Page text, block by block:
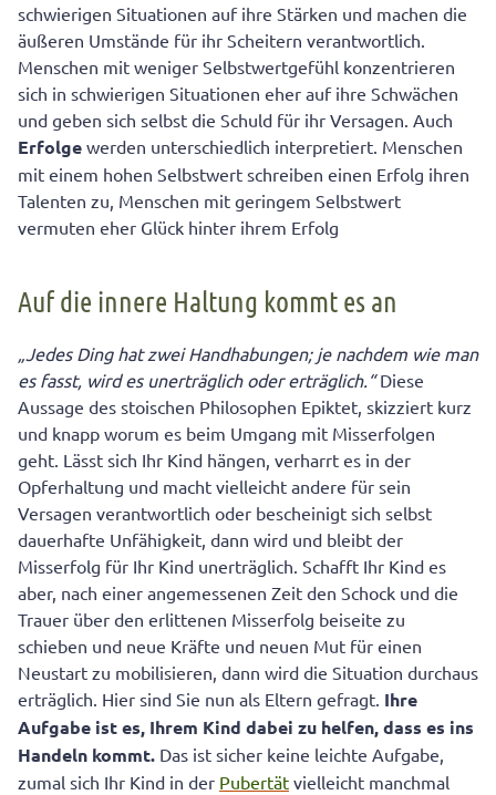
schwierigen Situationen auf ihre Stärken und machen die
äußeren Umstände für ihr Scheitern verantwortlich.
Menschen mit weniger Selbstwertgefühl konzentrieren
sich in schwierigen Situationen eher auf ihre Schwächen
und geben sich selbst die Schuld für ihr Versagen. Auch
Erfolge werden unterschiedlich interpretiert. Menschen
mit einem hohen Selbstwert schreiben einen Erfolg ihren
Talenten zu, Menschen mit geringem Selbstwert
vermuten eher Glück hinter ihrem Erfolg
Auf die innere Haltung kommt es an
„Jedes Ding hat zwei Handhabungen; je nachdem wie man
es fasst, wird es unerträglich oder erträglich.“Diese
Aussage des stoischen Philosophen Epiktet, skizziert kurz
und knapp worum es beim Umgang mit Misserfolgen
geht. Lässt sich Ihr Kind hängen, verharrt es in der
Opferhaltung und macht vielleicht andere für sein
Versagen verantwortlich oder bescheinigt sich selbst
dauerhafte Unfähigkeit, dann wird und bleibt der
Misserfolg für Ihr Kind unerträglich. Schafft Ihr Kind es
aber, nach einer angemessenen Zeit den Schock und die
Trauer über den erlittenen Misserfolg beiseite zu
schieben und neue Kräfte und neuen Mut für einen
Neustart zu mobilisieren, dann wird die Situation durchaus
erträglich. Hier sind Sie nun als Eltern gefragt. Ihre
Aufgabe ist es, Ihrem Kind dabei zu helfen, dass es ins
Handeln kommt. Das ist sicher keine leichte Aufgabe,
zumal sich Ihr Kind in der Pubertät vielleicht manchmal